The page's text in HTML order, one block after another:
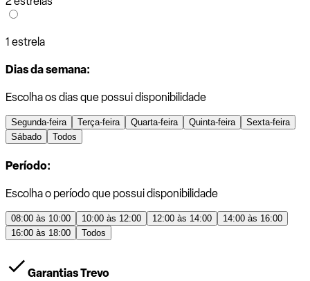
1 estrela
Dias da semana:
Escolha os dias que possui disponibilidade
Segunda-feira Terça-feira Quarta-feira Quinta-feira
Sexta-feira
Sábado
Todos
Período:
Escolha o período que possui disponibilidade
08:00 às 10:00 10:00 às 12:00 12:00 às 14:00
14:00 às 16:00
16:00 às 18:00
Todos
Garantias Trevo